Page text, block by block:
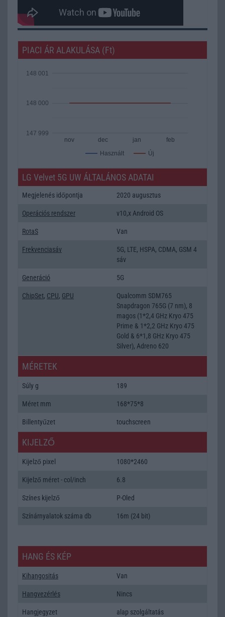
PIACI ÁR ALAKULÁSA (Ft)
Használt Új
nov dec jan feb
147 999
148 000
148 001
LG Velvet 5G UW ÁLTALÁNOS ADATAI
Megjelenés időpontja 2020 augusztus
Operációs rendszer v10,x Android OS
RotaS Van
Frekvenciasáv
5G, LTE, HSPA, CDMA, GSM 4
sáv
Generáció 5G
ChipSet, CPU, GPU
Qualcomm SDM765
Snapdragon 765G (7 nm), 8
magos (1*2,4 GHz Kryo 475
Prime & 1*2,2 GHz Kryo 475
Gold & 6*1,8 GHz Kryo 475
Silver), Adreno 620
MÉRETEK
Súly g 189
Méret mm 168*75*8
Billentyűzet touchscreen
KIJELZŐ
Kijelző pixel 1080*2460
Kijelző méret - col/inch 6.8
Színes kijelző P-Oled
Színárnyalatok száma db 16m (24 bit)
HANG ÉS KÉP
Kihangositás Van
Hangvezérlés Nincs
Hangjegyzet alap szolgáltatás